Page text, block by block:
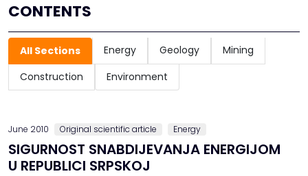
CONTENTS
All Sections Energy Geology
Mining
Construction
Environment
June 2010 Original scientific article Energy
SIGURNOST SNABDIJEVANJA ENERGIJOM
U REPUBLICI SRPSKOJ